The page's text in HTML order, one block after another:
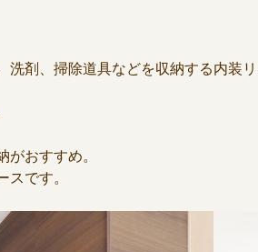
洗剤、掃除道具などを収納する内装
おすすめ。
です。